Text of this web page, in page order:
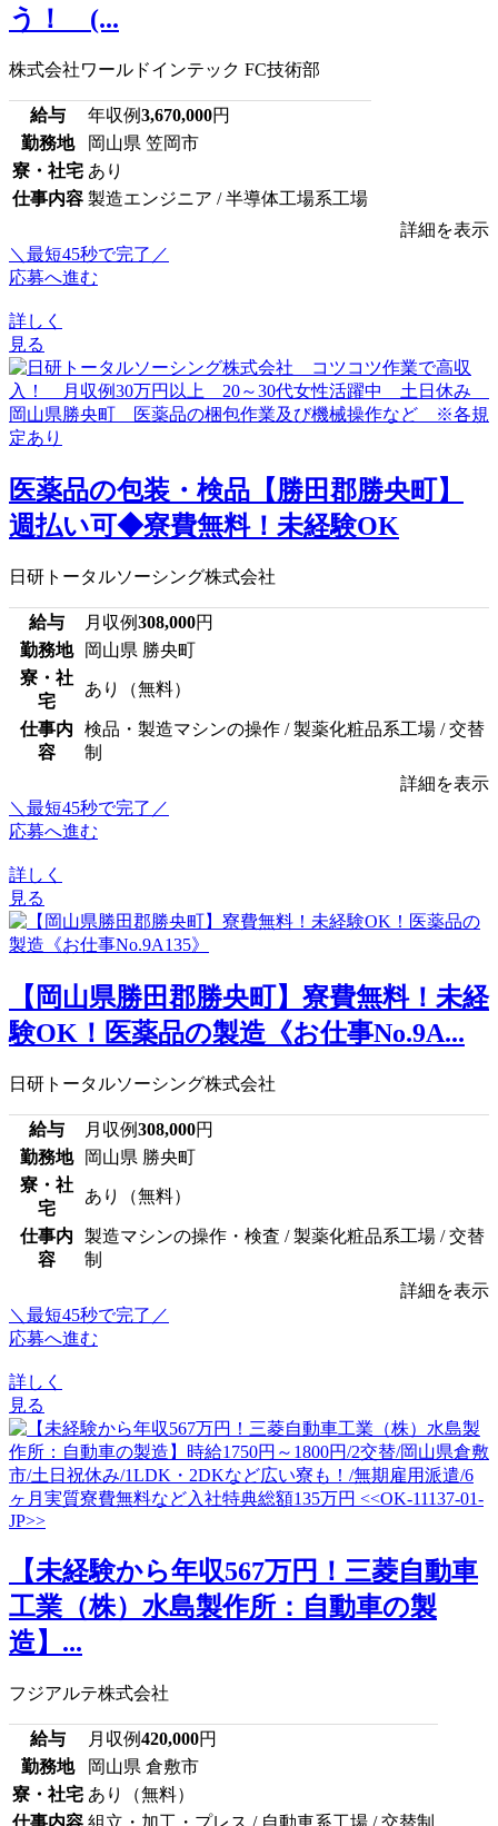
う！ (...
株式会社ワールドインテック FC技術部
給与 年収例3,670,000円
勤務地
岡山県 笠岡市
寮・社宅 あり
仕事内容 製造エンジニア / 半導体工場系工場
詳細を表示
＼最短45秒で完了／
応募へ進む
詳しく
見る
医薬品の包装・検品【勝田郡勝央町】
週払い可◆寮費無料！未経験OK
日研トータルソーシング株式会社
給与 月収例308,000円
勤務地
岡山県 勝央町
寮・社
宅
あり（無料）
仕事内
容
検品・製造マシンの操作 / 製薬化粧品系工場 / 交替
制
詳細を表示
＼最短45秒で完了／
応募へ進む
詳しく
見る
【岡山県勝田郡勝央町】寮費無料！未経
験OK！医薬品の製造《お仕事No.9A...
日研トータルソーシング株式会社
給与 月収例308,000円
勤務地
岡山県 勝央町
寮・社
宅
あり（無料）
仕事内
容
製造マシンの操作・検査 / 製薬化粧品系工場 / 交替
制
詳細を表示
＼最短45秒で完了／
応募へ進む
詳しく
見る
【未経験から年収567万円！三菱自動車
工業（株）水島製作所：自動車の製
造】...
フジアルテ株式会社
給与 月収例420,000円
勤務地
岡山県 倉敷市
寮・社宅 あり（無料）
仕事内容 組立・加工・プレス / 自動車系工場 / 交替制